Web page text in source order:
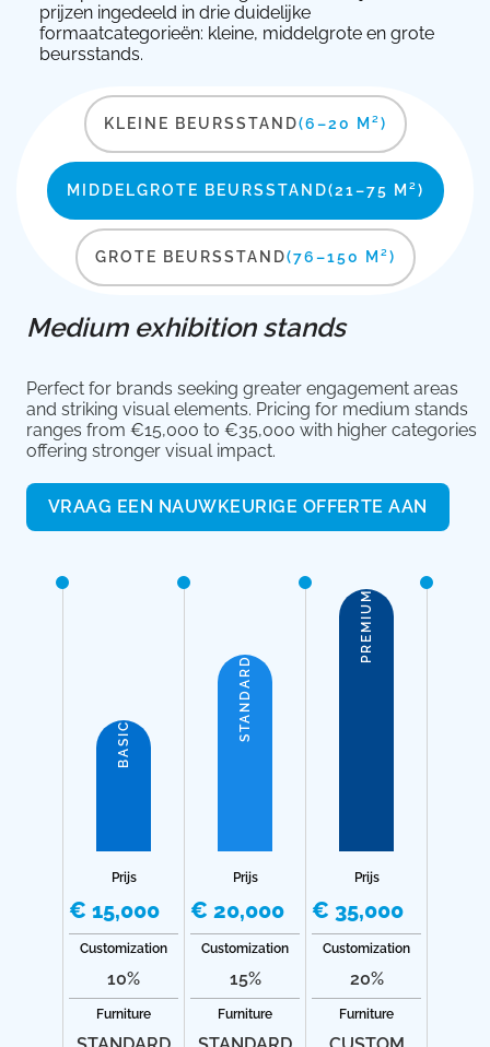
prijzen ingedeeld in drie duidelijke
formaatcategorieën: kleine, middelgrote en grote
beursstands.
KLEINE BEURSSTAND(6–20 M²)
MIDDELGROTE BEURSSTAND(21–75 M²)
GROTE BEURSSTAND(76–150 M²)
Medium exhibition stands
Perfect for brands seeking greater engagement areas
and striking visual elements. Pricing for medium stands
ranges from €15,000 to €35,000 with higher categories
offering stronger visual impact.
VRAAG EEN NAUWKEURIGE OFFERTE AAN
BASIC
Prijs
€ 15,000
Customization
10%
Furniture
STANDARD
Prijs
€ 20,000
Customization
15%
Furniture
PREMIUM
Prijs
€ 35,000
Customization
20%
Furniture